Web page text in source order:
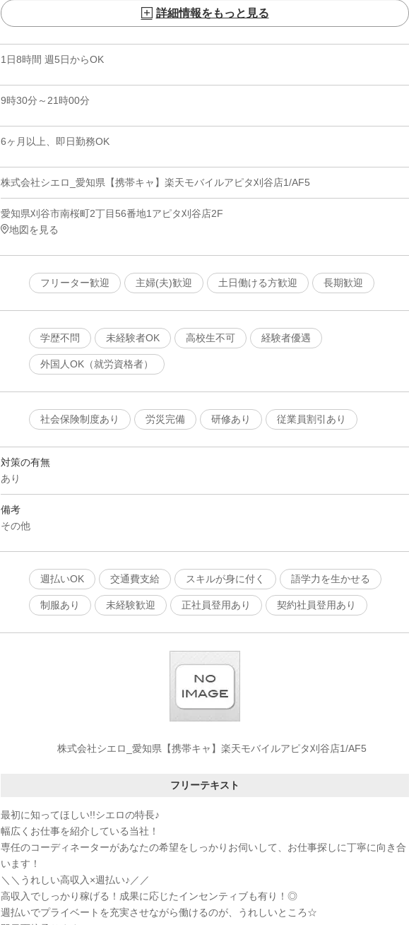
詳細情報をもっと見る
1日8時間 週5日からOK
9時30分～21時00分
6ヶ月以上、即日勤務OK
株式会社シエロ_愛知県【携帯キャ】楽天モバイルアピタ刈谷店1/AF5
愛知県刈谷市南桜町2丁目56番地1アピタ刈谷店2F
地図を見る
フリーター歓迎
主婦(夫)歓迎 土日働ける方歓迎 長期歓迎
学歴不問
未経験者OK 高校生不可 経験者優遇
外国人OK（就労資格者）
社会保険制度あり
労災完備 研修あり 従業員割引あり
対策の有無
あり
備考
その他
週払いOK
交通費支給 スキルが身に付く 語学力を生かせる
制服あり 未経験歓迎 正社員登用あり 契約社員登用あり
株式会社シエロ_愛知県【携帯キャ】楽天モバイルアピタ刈谷店1/AF5
フリーテキスト
最初に知ってほしい!!シエロの特長♪
幅広くお仕事を紹介している当社！
専任のコーディネーターがあなたの希望をしっかりお伺いして、お仕事探しに丁寧に向き合
います！
＼＼うれしい高収入×週払い♪／／
高収入でしっかり稼げる！成果に応じたインセンティブも有り！◎
週払いでプライベートを充実させながら働けるのが、うれしいところ☆